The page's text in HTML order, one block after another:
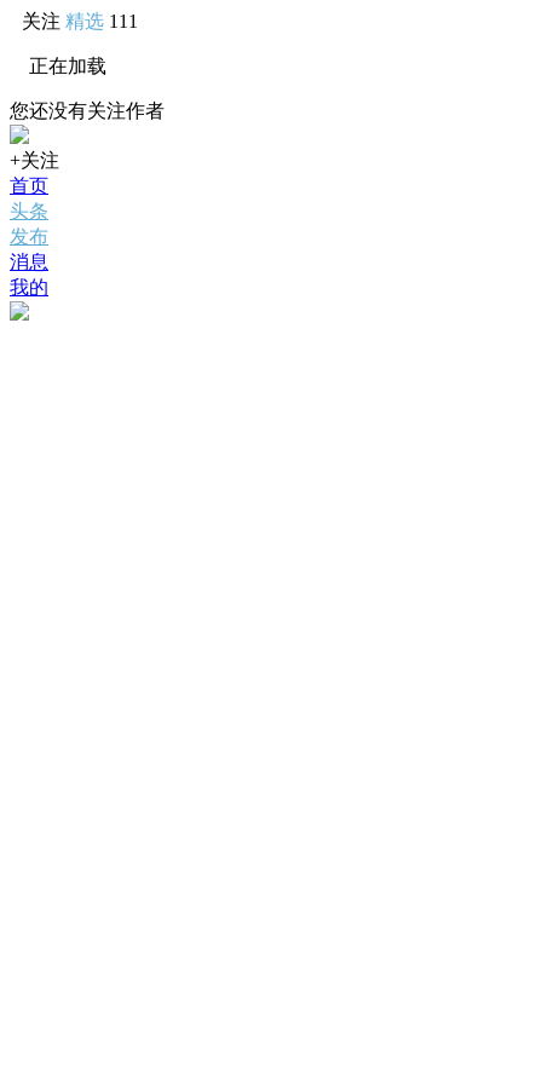
关注 精选 111
正在加载
您还没有关注作者
+关注
首页
头条
发布
消息
我的